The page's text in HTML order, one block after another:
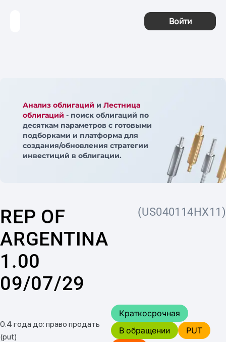
Войти
Анализ облигаций и Лестница
облигаций - поиск облигаций по
десяткам параметров с готовыми
подборками и платформа для
создания/обновления стратегии
инвестиций в облигации.
REP OF
ARGENTINA
1.00
09/07/29
(US040114HX11)
0.4 года до: право продать
(put)
Краткосрочная
В обращении
PUT